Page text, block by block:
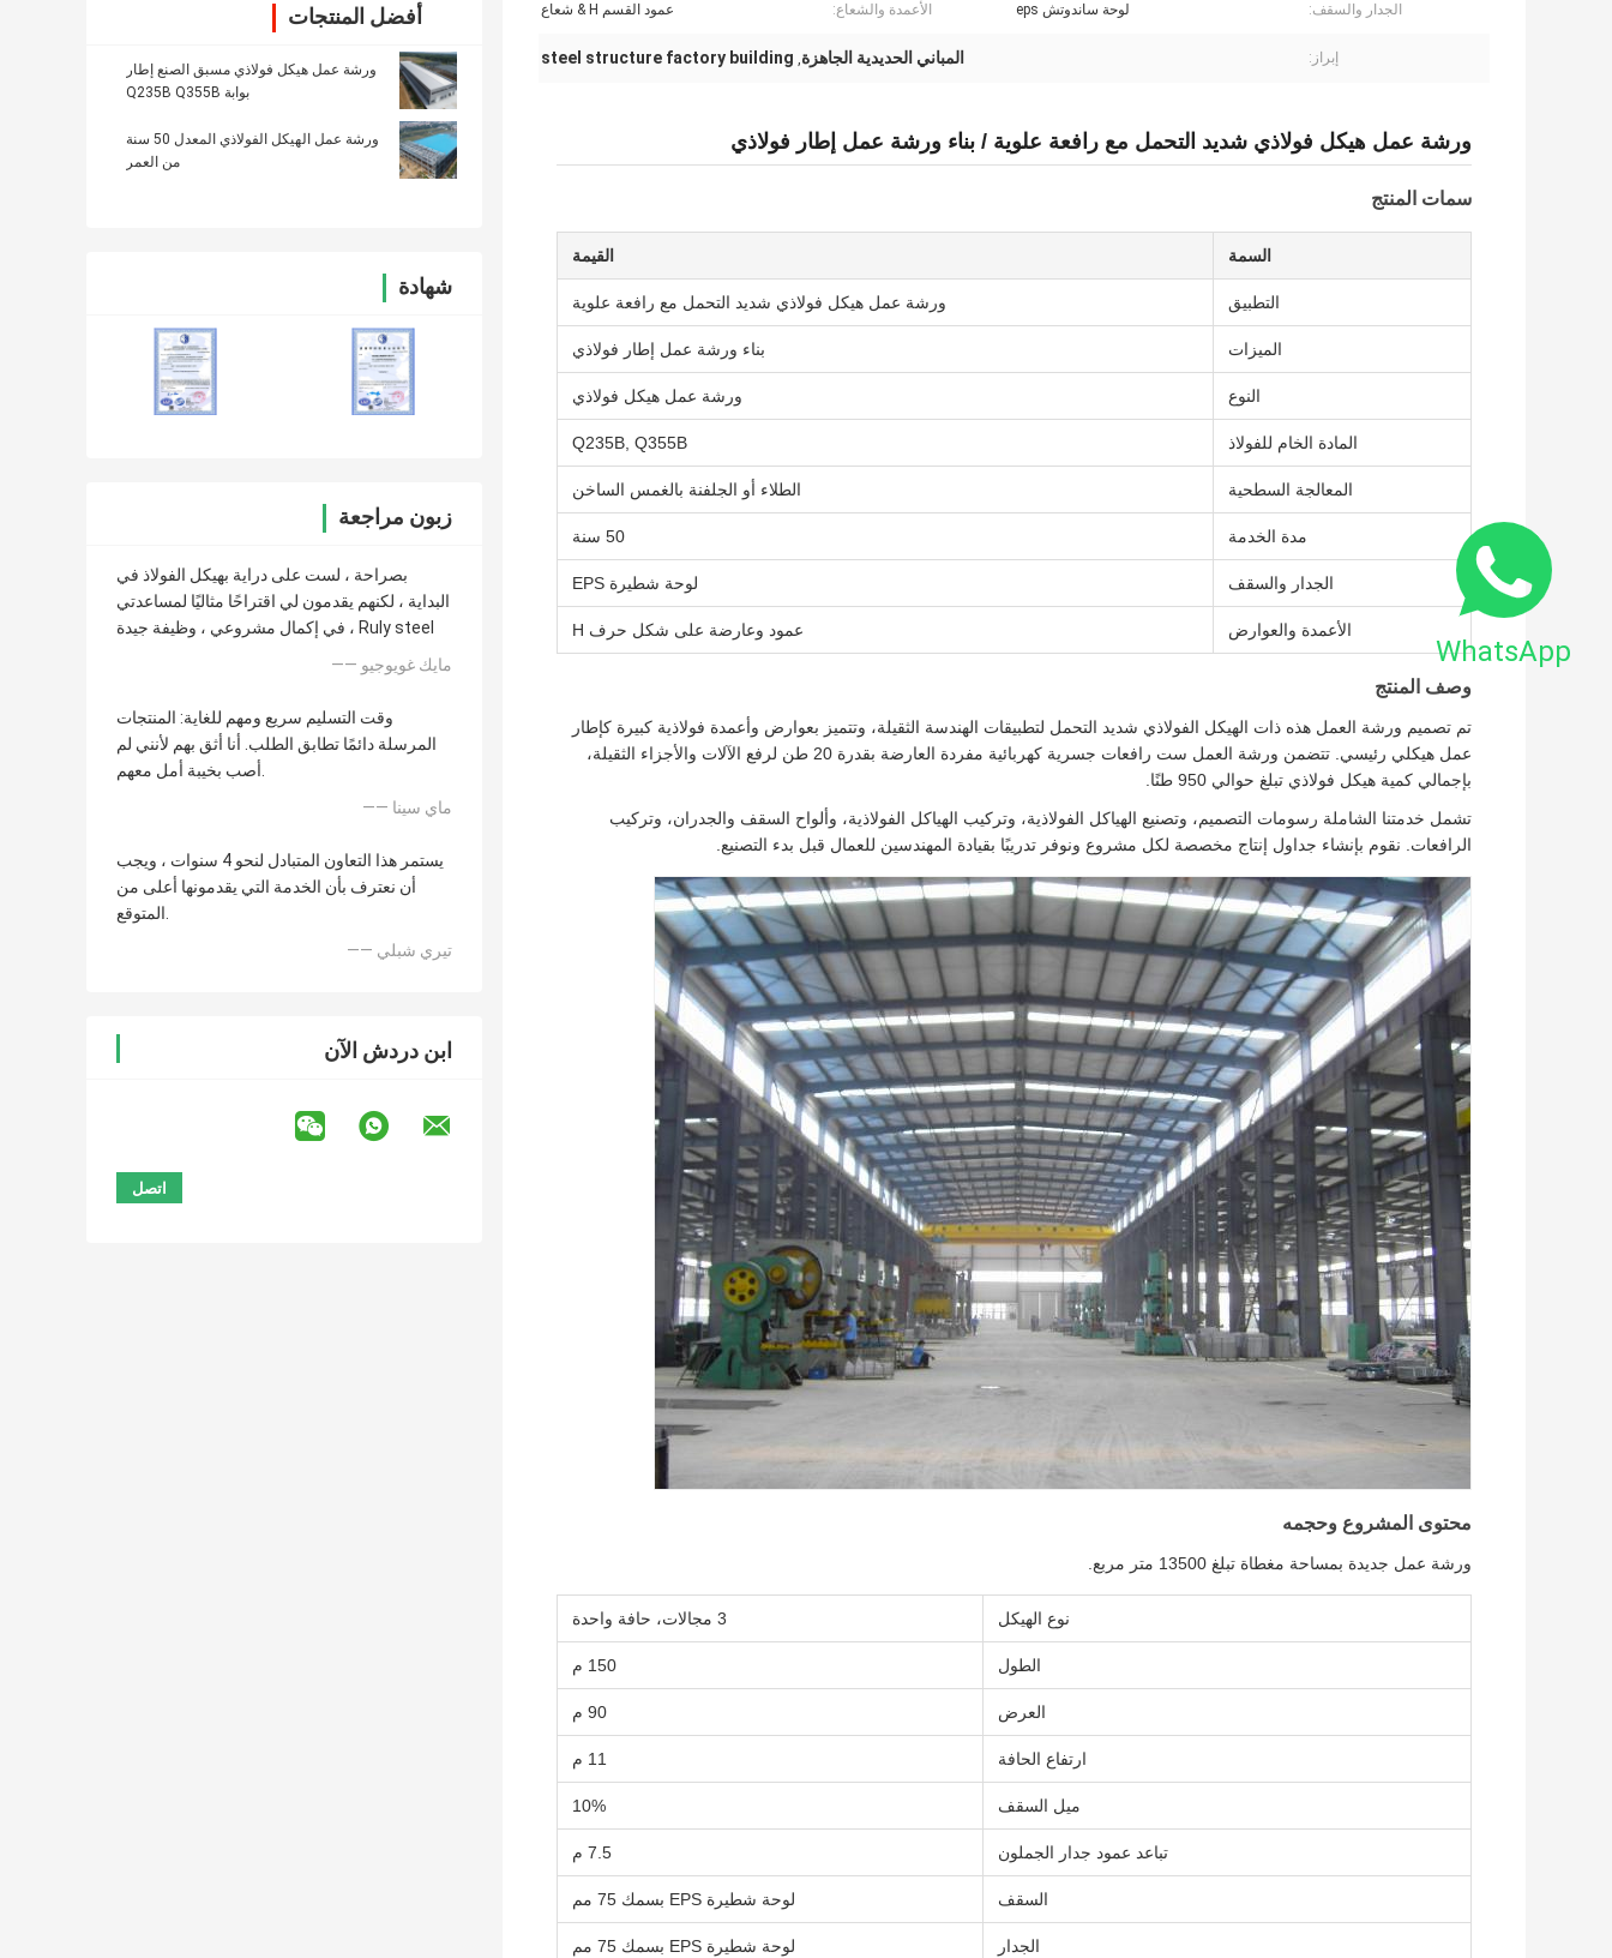
أفضل المنتجات
ورشة عمل هيكل فولاذي مسبق الصنع إطار
بوابة Q235B Q355B
ورشة عمل الهيكل الفولاذي المعدل 50 سنة
من العمر
شهادة
زبون مراجعة
بصراحة ، لست على دراية بهيكل الفولاذ في
البداية ، لكنهم يقدمون لي اقتراحًا مثاليًا لمساعدتي
في إكمال مشروعي ، وظيفة جيدة ، Ruly steel
—— مايك غويوجيو
وقت التسليم سريع ومهم للغاية: المنتجات
المرسلة دائمًا تطابق الطلب. أنا أثق بهم لأنني لم
أصب بخيبة أمل معهم.
—— ماي سينا
يستمر هذا التعاون المتبادل لنحو 4 سنوات ، ويجب
أن نعترف بأن الخدمة التي يقدمونها أعلى من
المتوقع.
—— تيري شبلي
ابن دردش الآن
الجدار والسقف: لوحة ساندوتش eps الأعمدة والشعاع: عمود القسم H & شعاع
إبراز: المباني الحديدية الجاهزة,
steel structure factory building
ورشة عمل هيكل فولاذي شديد التحمل مع رافعة علوية / بناء ورشة عمل إطار فولاذي
سمات المنتج
السمة القيمة
التطبيق ورشة عمل هيكل فولاذي شديد التحمل مع رافعة علوية
الميزات بناء ورشة عمل إطار فولاذي
النوع ورشة عمل هيكل فولاذي
المادة الخام للفولاذ Q235B, Q355B
المعالجة السطحية الطلاء أو الجلفنة بالغمس الساخن
مدة الخدمة 50 سنة
الجدار والسقف لوحة شطيرة EPS
الأعمدة والعوارض عمود وعارضة على شكل حرف H
وصف المنتج
تم تصميم ورشة العمل هذه ذات الهيكل الفولاذي شديد التحمل لتطبيقات الهندسة الثقيلة، وتتميز بعوارض وأعمدة فولاذية كبيرة كإطار
عمل هيكلي رئيسي. تتضمن ورشة العمل ست رافعات جسرية كهربائية مفردة العارضة بقدرة 20 طن لرفع الآلات والأجزاء الثقيلة،
بإجمالي كمية هيكل فولاذي تبلغ حوالي 950 طنًا.
تشمل خدمتنا الشاملة رسومات التصميم، وتصنيع الهياكل الفولاذية، وتركيب الهياكل الفولاذية، وألواح السقف والجدران، وتركيب
الرافعات. نقوم بإنشاء جداول إنتاج مخصصة لكل مشروع ونوفر تدريبًا بقيادة المهندسين للعمال قبل بدء التصنيع.
محتوى المشروع وحجمه
ورشة عمل جديدة بمساحة مغطاة تبلغ 13500 متر مربع.
نوع الهيكل 3 مجالات، حافة واحدة
الطول 150 م
العرض 90 م
ارتفاع الحافة 11 م
ميل السقف 10%
تباعد عمود جدار الجملون 7.5 م
السقف لوحة شطيرة EPS بسمك 75 مم
الجدار لوحة شطيرة EPS بسمك 75 مم
WhatsApp